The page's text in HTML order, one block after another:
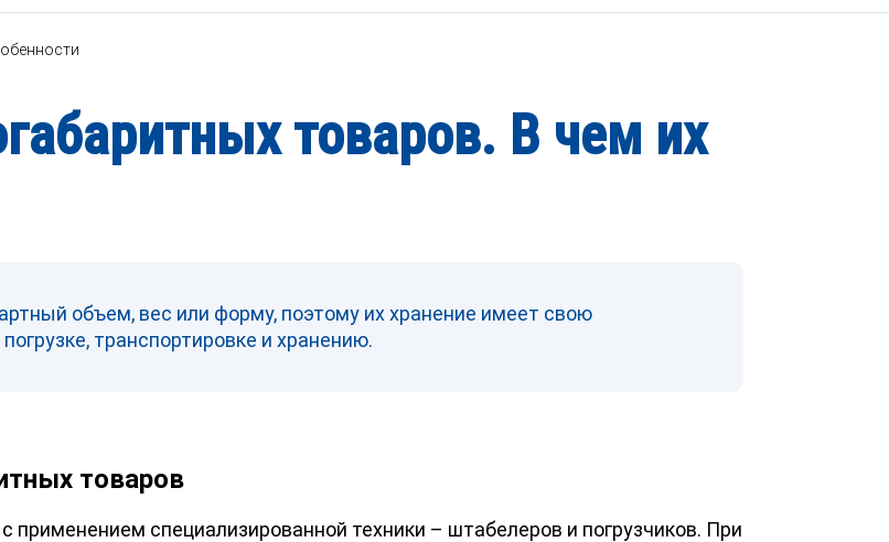
товаров. В чем их
объем, вес или форму, поэтому их хранение имеет свою
транспортировке и хранению.
товаров
применением специализированной техники – штабелеров и погрузчиков. При